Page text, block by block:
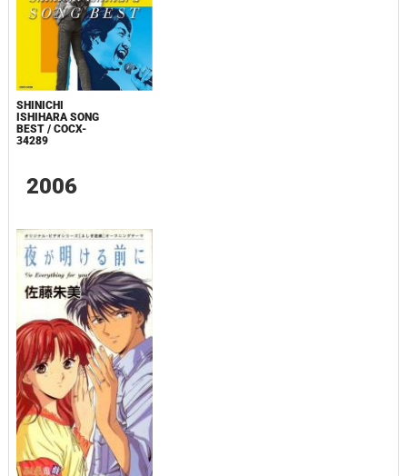
SHINICHI
ISHIHARA SONG
BEST / COCX-
34289
2006